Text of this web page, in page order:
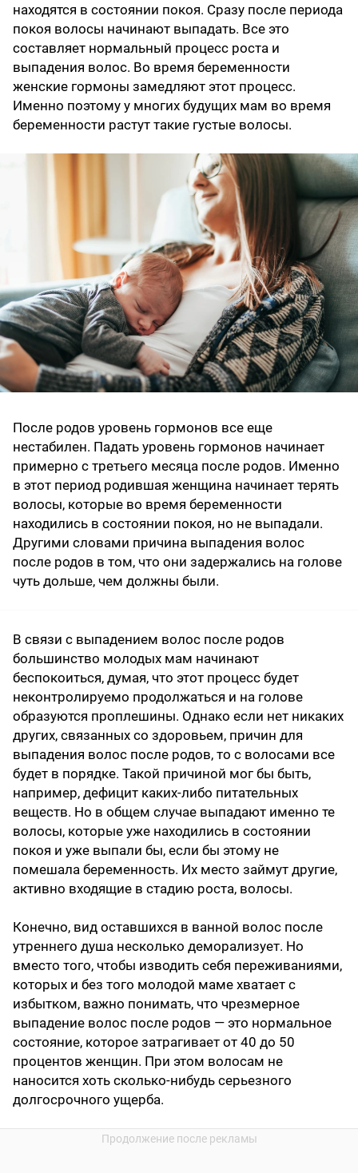
находятся в состоянии покоя. Сразу после периода
покоя волосы начинают выпадать. Все это
составляет нормальный процесс роста и
выпадения волос. Во время беременности
женские гормоны замедляют этот процесс.
Именно поэтому у многих будущих мам во время
беременности растут такие густые волосы.
После родов уровень гормонов все еще
нестабилен. Падать уровень гормонов начинает
примерно с третьего месяца после родов. Именно
в этот период родившая женщина начинает терять
волосы, которые во время беременности
находились в состоянии покоя, но не выпадали.
Другими словами причина выпадения волос
после родов в том, что они задержались на голове
чуть дольше, чем должны были.
В связи с выпадением волос после родов
большинство молодых мам начинают
беспокоиться, думая, что этот процесс будет
неконтролируемо продолжаться и на голове
образуются проплешины. Однако если нет никаких
других, связанных со здоровьем, причин для
выпадения волос после родов, то с волосами все
будет в порядке. Такой причиной мог бы быть,
например, дефицит каких-либо питательных
веществ. Но в общем случае выпадают именно те
волосы, которые уже находились в состоянии
покоя и уже выпали бы, если бы этому не
помешала беременность. Их место займут другие,
активно входящие в стадию роста, волосы.
Конечно, вид оставшихся в ванной волос после
утреннего душа несколько деморализует. Но
вместо того, чтобы изводить себя переживаниями,
которых и без того молодой маме хватает с
избытком, важно понимать, что чрезмерное
выпадение волос после родов — это нормальное
состояние, которое затрагивает от 40 до 50
процентов женщин. При этом волосам не
наносится хоть сколько-нибудь серьезного
долгосрочного ущерба.